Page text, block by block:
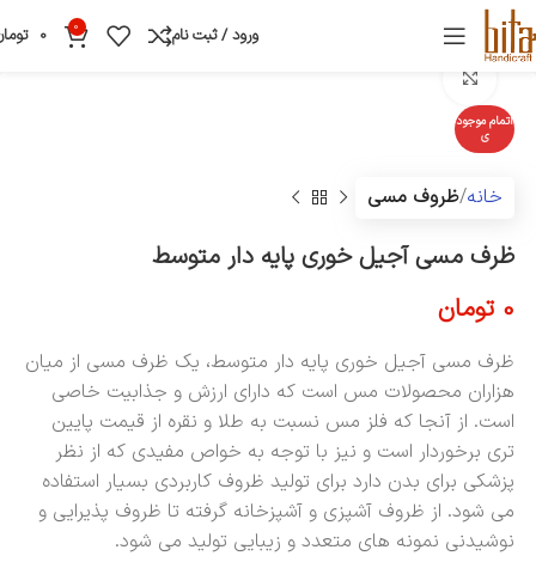
ورود / ثبت نام 0
0
اتمام موجود
ی
خانه ظروف مسی
ظرف مسی آجیل خوری پایه دار متوسط
0 تومان
ظرف مسی آجیل خوری پایه دار متوسط، یک ظرف مسی از میان
هزاران محصولات مس است که دارای ارزش و جذابیت خاصی
است. از آنجا که فلز مس نسبت به طلا و نقره از قیمت پایین
تری برخوردار است و نیز با توجه به خواص مفیدی که از نظر
پزشکی برای بدن دارد برای تولید ظروف کاربردی بسیار استفاده
می شود. از ظروف آشپزی و آشپزخانه گرفته تا ظروف پذیرایی و
نوشیدنی نمونه های متعدد و زیبایی تولید می شود.